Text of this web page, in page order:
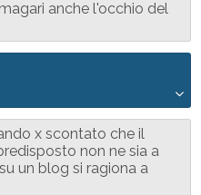
anche l'occhio del
x scontato che il
non ne sia a
un blog si ragiona a